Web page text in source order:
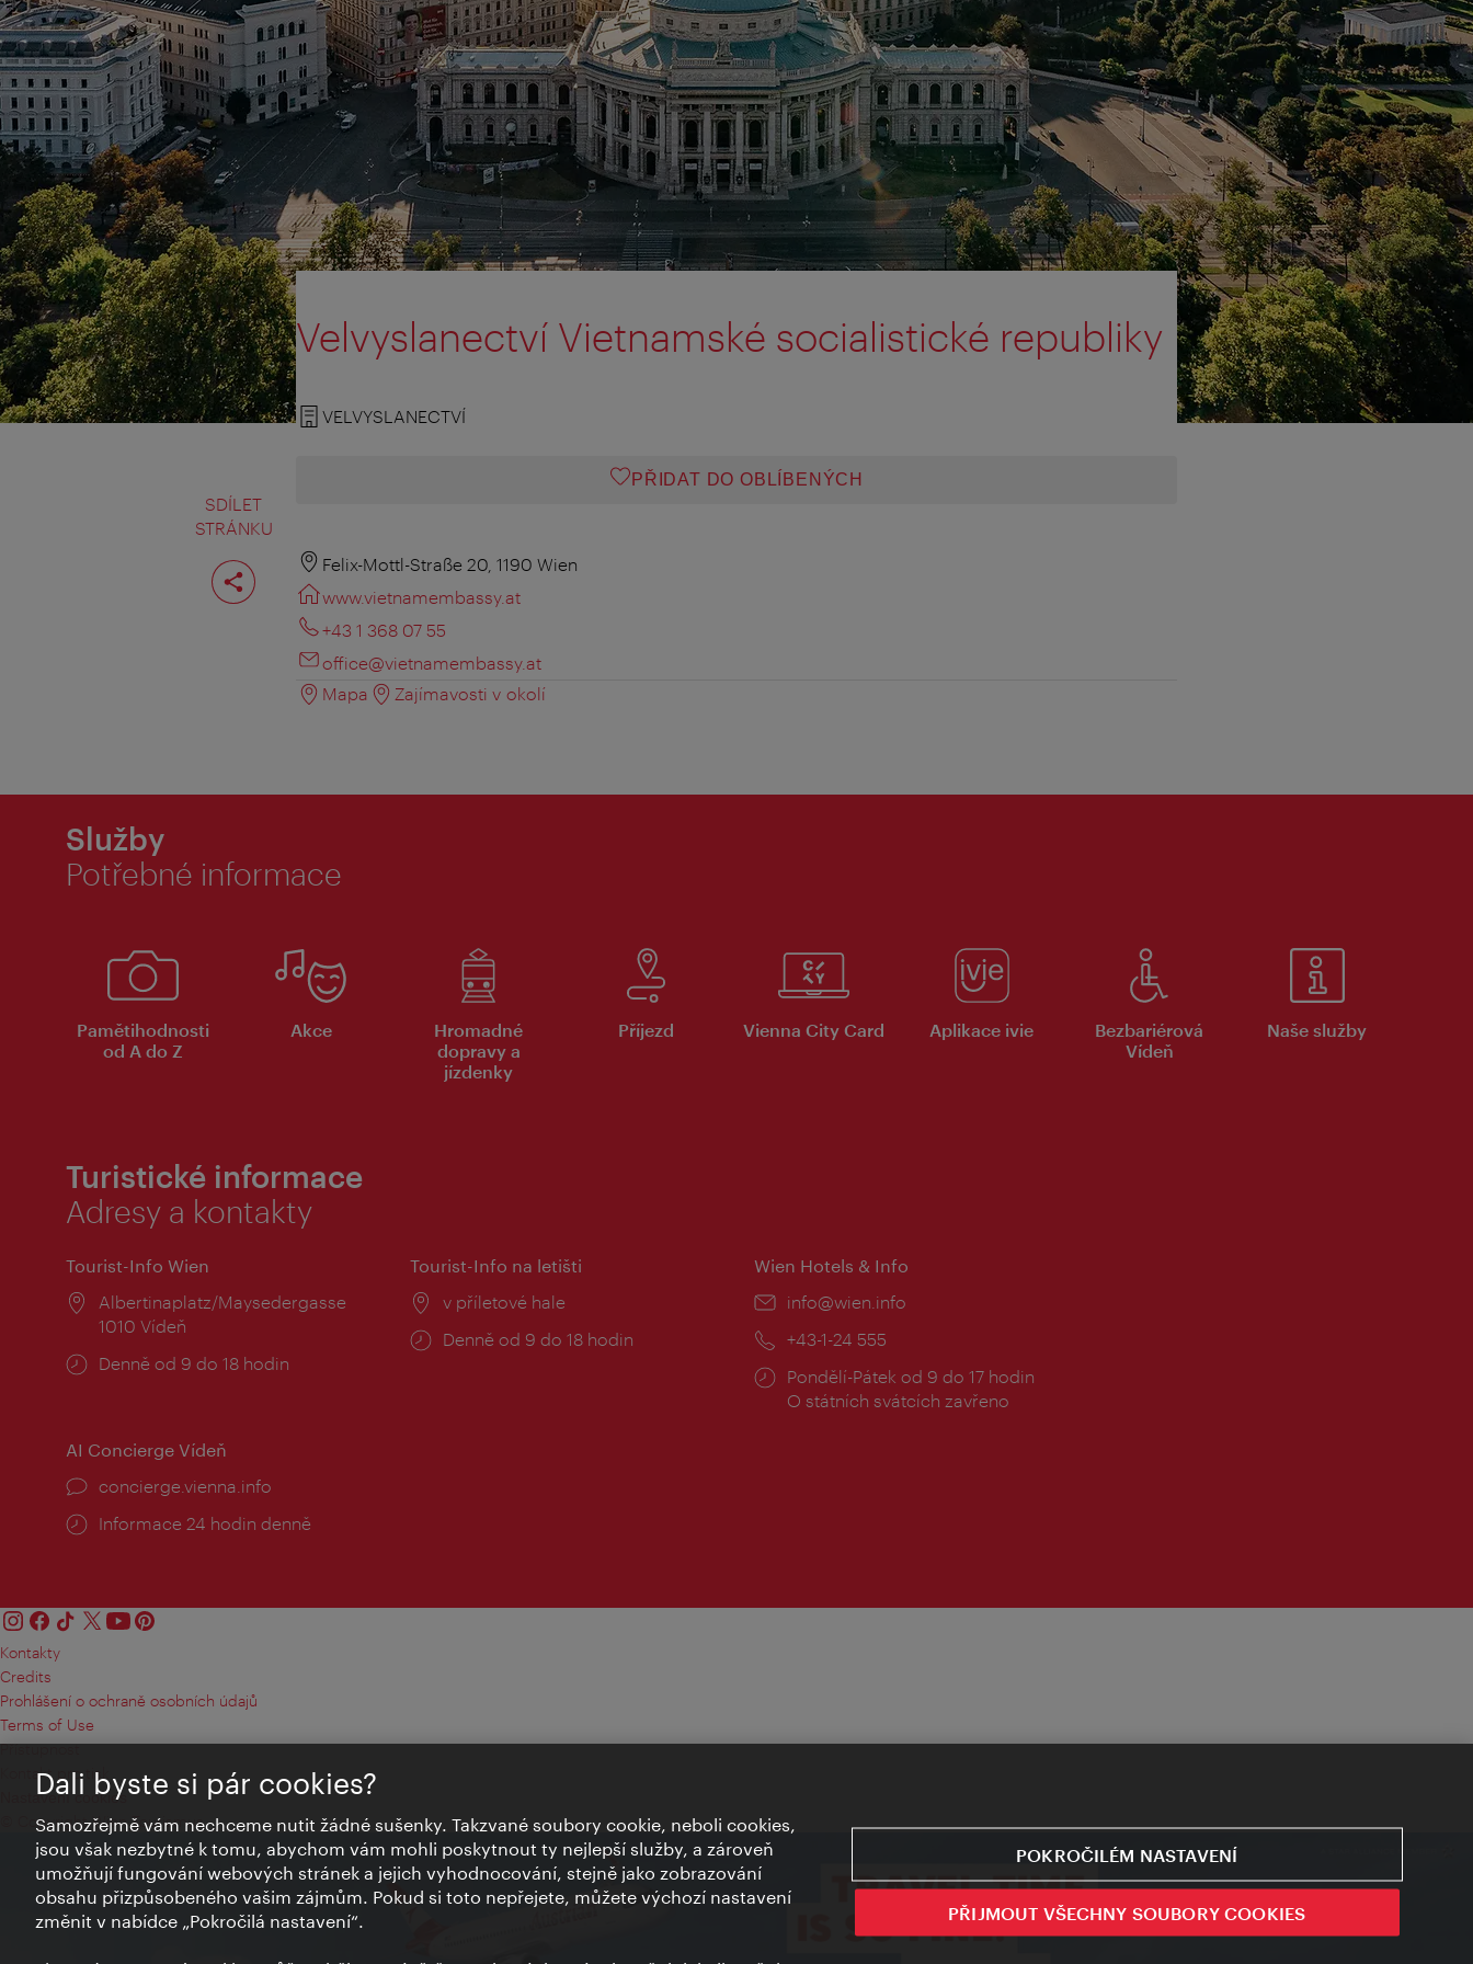
SDÍLET
STRÁNKU
Rozdělit
stranu
Velvyslanectví Vietnamské socialistické republiky
VELVYSLANECTVÍ
PŘIDAT DO OBLÍBENÝCH
Felix-Mottl-Straße 20, 1190 Wien
www.vietnamembassy.at
+43 1 368 07 55
office@vietnamembassy.at
Mapa
Zajímavosti v okolí
Služby
Potřebné informace
Pamětihodnosti
od A do Z
Akce
Hromadné
dopravy a
jízdenky
Příjezd Vienna City Card Aplikace ivie
Bezbariérová
Vídeň
Naše služby
Turistické informace
Adresy a kontakty
Tourist-Info Wien
Místo:
Albertinaplatz/Maysedergasse
1010 Vídeň
Provozní
Denně od 9 do 18 hodin
Tourist-Info na letišti
Místo:
v příletové hale
Provozní
Denně od 9 do 18 hodin
Wien Hotels & Info
E-
info@wien.info
Telefon:
+43-1-24 555
Provozní
doba:
Pondělí-Pátek od 9 do 17 hodin
O státních svátcích zavřeno
AI Concierge Vídeň
concierge.vienna.info
Informace 24 hodin denně
Kontakty
Credits
Prohlášení o ochraně osobních údajů
Terms of Use
Přístupnost
Kontakt pro tisk
Nastavení cookies
© Copyright Wien Tourismus
Dali byste si pár cookies?
Samozřejmě vám nechceme nutit žádné sušenky. Takzvané soubory cookie, neboli cookies,
jsou však nezbytné k tomu, abychom vám mohli poskytnout ty nejlepší služby, a zároveň
umožňují fungování webových stránek a jejich vyhodnocování, stejně jako zobrazování
obsahu přizpůsobeného vašim zájmům. Pokud si toto nepřejete, můžete výchozí nastavení
změnit v nabídce „Pokročilá nastavení“.
POKROČILÉM NASTAVENÍ
PŘIJMOUT VŠECHNY SOUBORY COOKIES